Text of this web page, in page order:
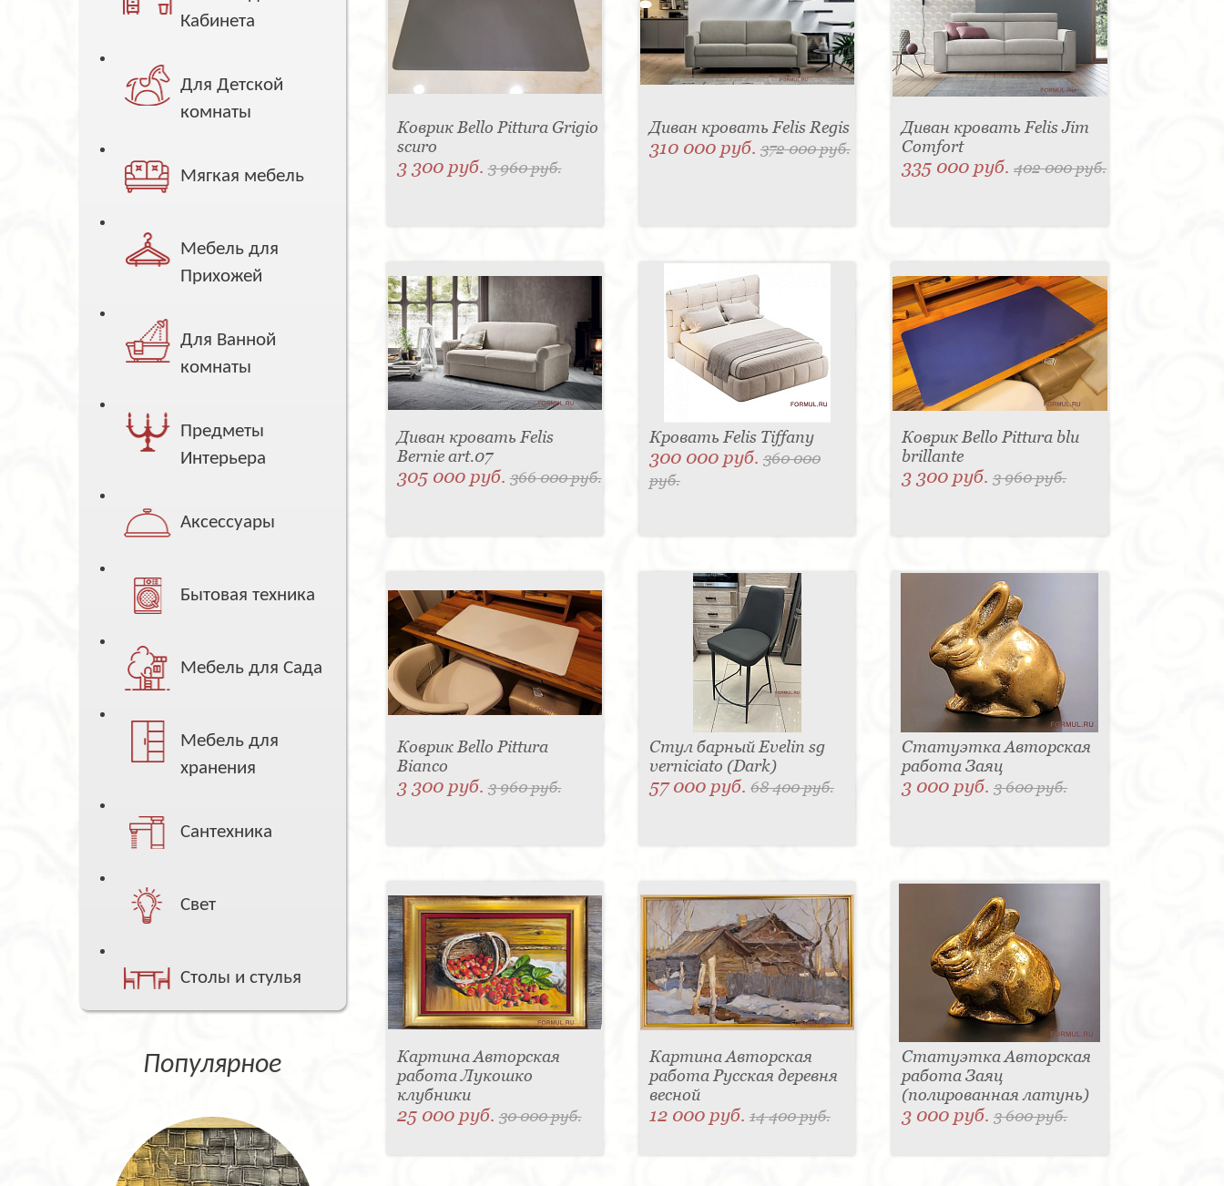
Кабинета
Для Детской
комнаты
Мягкая мебель
Мебель для
Прихожей
Для Ванной
комнаты
Предметы
Интерьера
Аксессуары
Бытовая техника
Мебель для Сада
Мебель для
хранения
Сантехника
Свет
Столы и стулья
Популярное
Коврик Bello Pittura Grigio
scuro
3 300 руб.3 960 руб.
Диван кровать Felis Regis
310 000 руб. 372 000 руб.
Диван кровать Felis Jim
Comfort
335 000 руб.402 000 руб.
Диван кровать Felis
Bernie art.07
305 000 руб.366 000 руб.
Кровать Felis Tiffany
300 000 руб. 360 000
руб.
Коврик Bello Pittura blu
brillante
3 300 руб.3 960 руб.
Коврик Bello Pittura
Bianco
3 300 руб.3 960 руб.
Стул барный Evelin sg
verniciato (Dark)
57 000 руб. 68 400 руб.
Статуэтка Авторская
работа Заяц
3 000 руб.3 600 руб.
Картина Авторская
работа Лукошко
клубники
25 000 руб.30 000 руб.
Картина Авторская
работа Русская деревня
весной
12 000 руб. 14 400 руб.
Статуэтка Авторская
работа Заяц
(полированная латунь)
3 000 руб.3 600 руб.